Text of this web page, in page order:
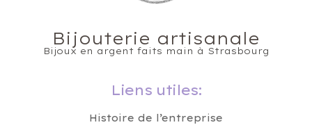
Bijouterie artisanale
Bijoux en argent faits main à Strasbourg
Liens utiles:
Histoire de l’entreprise